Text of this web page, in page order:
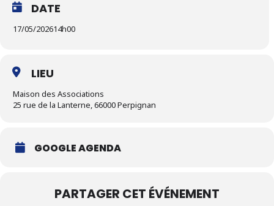
DATE
17/05/202614h00
LIEU
Maison des Associations
25 rue de la Lanterne, 66000 Perpignan
GOOGLE AGENDA
PARTAGER CET ÉVÉNEMENT